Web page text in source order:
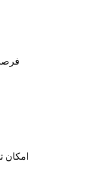
فرصت ۷ روزه
امکان